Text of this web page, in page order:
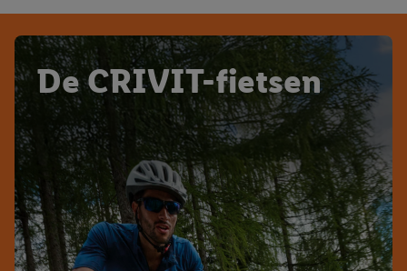
De CRIVIT-fietsen